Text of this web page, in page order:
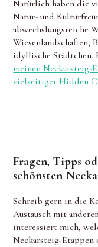
Natürlich haben die
Natur- und
abwechslungsreiche
Wiesenlandschaften,
idyllische Städtchen.
meinen Neckarsteig-
vielseitiger Hidden
Fragen, Tipps
schönsten
Schreib gern in die
Austausch mit
interessiert mich,
Neckarsteig-Etappen